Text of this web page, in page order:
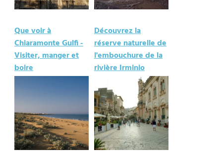
Que voir à
Chiaramonte Gulfi -
Visiter, manger et
boire
Découvrez la
réserve naturelle de
l'embouchure de la
rivière Irminio